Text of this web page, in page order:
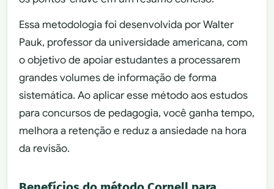
Essa metodologia foi desenvolvida por Walter
Pauk, professor da universidade americana, com
o objetivo de apoiar estudantes a processarem
grandes volumes de informação de forma
sistemática. Ao aplicar esse método aos estudos
para concursos de pedagogia, você ganha tempo,
melhora a retenção e reduz a ansiedade na hora
da revisão.